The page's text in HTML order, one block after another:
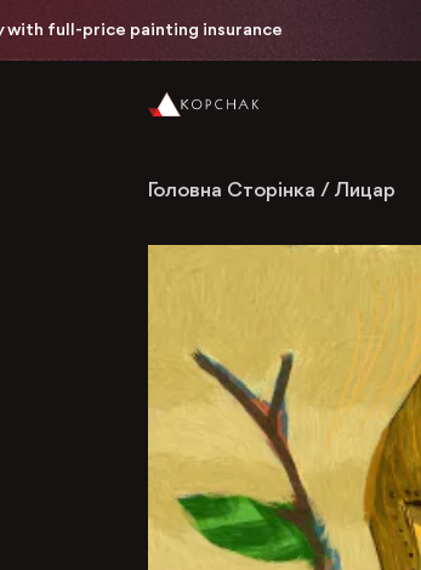
full-price painting insurance
Головна Сторінка / Лицар